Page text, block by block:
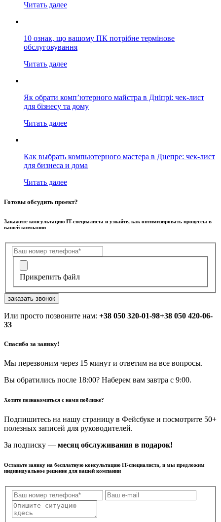
Читать далее
10 ознак, що вашому ПК потрібне термінове
обслуговування
Читать далее
Як обрати комп’ютерного майстра в Дніпрі: чек-лист
для бізнесу та дому
Читать далее
Как выбрать компьютерного мастера в Днепре: чек-лист
для бизнеса и дома
Читать далее
Готовы обсудить проект?
Закажите консультацию IT-специалиста и узнайте, как оптимизировать процессы в
вашей компании
Прикрепить файл
заказать звонок
Или просто позвоните нам: +38 050 320-01-98+38 050 420-06-
33
Спасибо за заявку!
Мы перезвоним через 15 минут и ответим на все вопросы.
Вы обратились после 18:00? Наберем вам завтра с 9:00.
Хотите познакомиться с нами поближе?
Подпишитесь на нашу страницу в Фейсбуке и посмотрите 50+
полезных записей для руководителей.
За подписку — месяц обслуживания в подарок!
Оставьте заявку на бесплатную консультацию IT-специалиста, и мы предложим
индивидуальное решение для вашей компании